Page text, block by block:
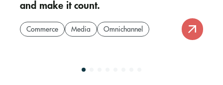
and make it count.
Commerce Media Omnichannel